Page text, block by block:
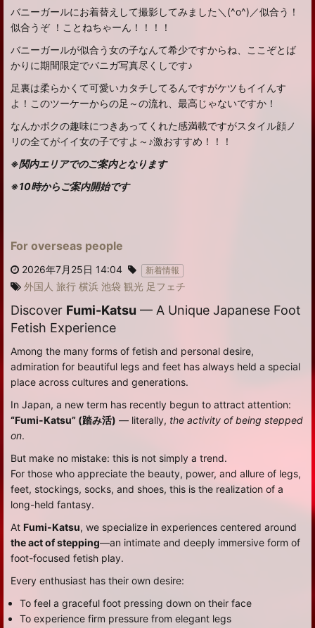
バニーガールにお着替えして撮影してみました＼(^o^)／似合う！
似合うぞ ！ことねちゃーん！！！！
バニーガールが似合う女の子なんて希少ですからね、ここぞとば
かりに期間限定でバニガ写真尽くしです♪
足裏は柔らかくて可愛いカタチしてるんですがケツもイイんす
よ！このツーケーからの足～の流れ、最高じゃないですか！
なんかボクの趣味につきあってくれた感満載ですがスタイル顔ノ
リの全てがイイ女の子ですよ～♪激おすすめ！！！
※関内エリアでのご案内となります
※10時からご案内開始です
For overseas people
2026年7月25日 14:04 新着情報
外国人 旅行 横浜 池袋 観光 足フェチ
Discover Fumi-Katsu — A Unique Japanese Foot
Fetish Experience
Among the many forms of fetish and personal desire,
admiration for beautiful legs and feet has always held a special
place across cultures and generations.
In Japan, a new term has recently begun to attract attention:
“Fumi-Katsu” (踏み活) — literally, the activity of being stepped
on.
But make no mistake: this is not simply a trend.
For those who appreciate the beauty, power, and allure of legs,
feet, stockings, socks, and shoes, this is the realization of a
long-held fantasy.
At Fumi-Katsu, we specialize in experiences centered around
the act of stepping—an intimate and deeply immersive form of
foot-focused fetish play.
Every enthusiast has their own desire:
To feel a graceful foot pressing down on their face
To experience firm pressure from elegant legs